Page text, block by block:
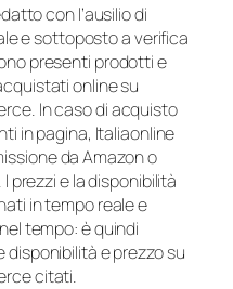
con l’ausilio di
e sottoposto a verifica
presenti prodotti e
online su
In caso di acquisto
in pagina, Italiaonline
da Amazon o
prezzi e la disponibilità
in tempo reale e
tempo: è quindi
e prezzo su
citati.